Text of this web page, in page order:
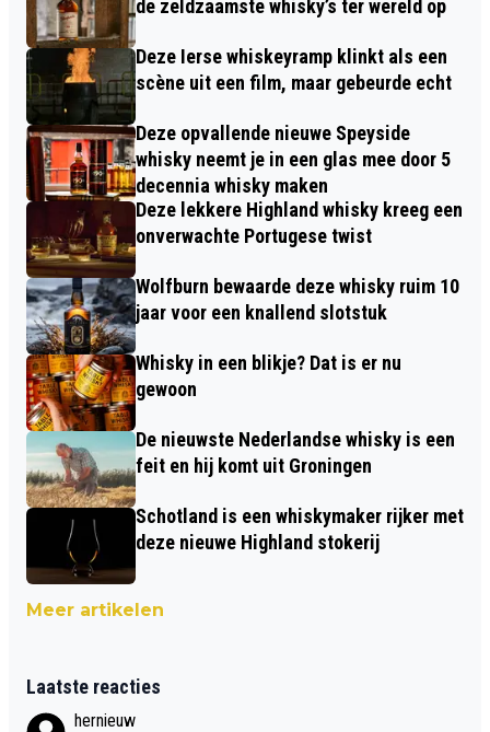
de zeldzaamste whisky’s ter wereld op
Deze Ierse whiskeyramp klinkt als een
scène uit een film, maar gebeurde echt
Deze opvallende nieuwe Speyside
whisky neemt je in een glas mee door 5
decennia whisky maken
Deze lekkere Highland whisky kreeg een
onverwachte Portugese twist
Wolfburn bewaarde deze whisky ruim 10
jaar voor een knallend slotstuk
Whisky in een blikje? Dat is er nu
gewoon
De nieuwste Nederlandse whisky is een
feit en hij komt uit Groningen
Schotland is een whiskymaker rijker met
deze nieuwe Highland stokerij
Meer artikelen
Laatste reacties
hernieuw